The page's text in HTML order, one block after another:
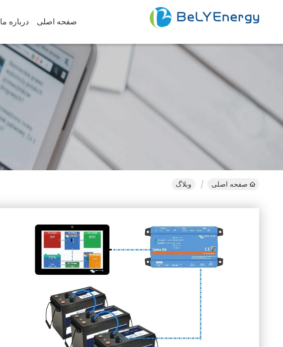
صفحه اصلی درباره ما
صفحه اصلی وبلاگ